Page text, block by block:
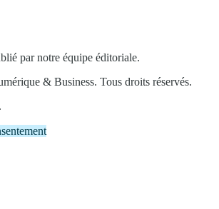
par notre équipe éditoriale.
& Business. Tous droits réservés.
.